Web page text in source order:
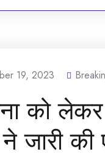
19, 2023
को
की